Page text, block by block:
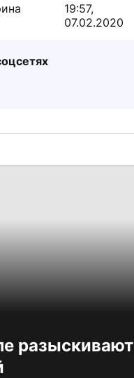
19:57,
07.02.2020
разыскивают